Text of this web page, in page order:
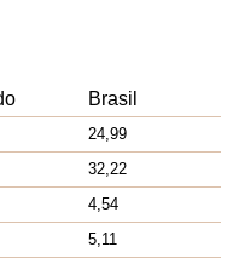
Brasil
24,99
32,22
4,54
5,11